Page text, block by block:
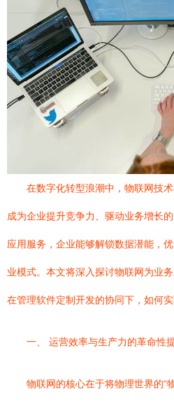
在数字化转型浪潮中，物联网技
成为企业提升竞争力、驱动业务增长
应用服务，企业能够解锁数据潜能，
业模式。本文将深入探讨物联网为业
在管理软件定制开发的协同下，如何实
一、 运营效率与生产力的革命性
物联网的核心在于将物理世界的“